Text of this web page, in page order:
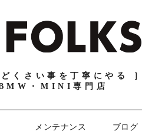
どくさい事を丁寧にやる ］
・MINI専門店
メンテナンス ブログ